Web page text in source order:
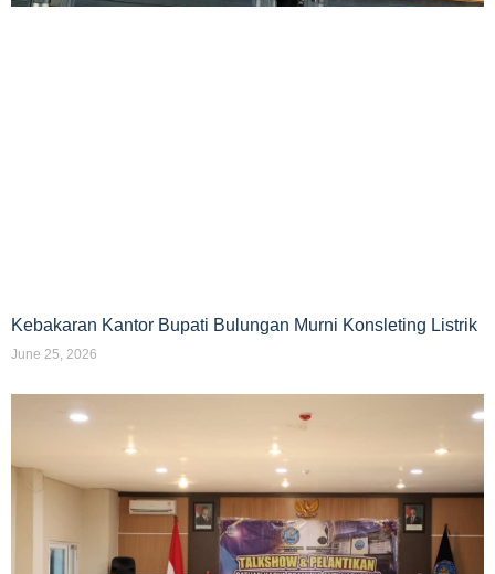
Kebakaran Kantor Bupati Bulungan Murni Konsleting Listrik
June 25, 2026